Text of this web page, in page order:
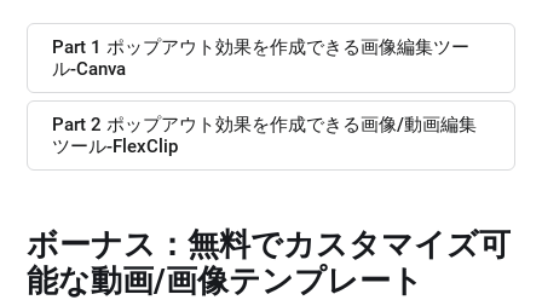
Part 1 ポップアウト効果を作成できる画像編集ツー
ル‐Canva
Part 2 ポップアウト効果を作成できる画像/動画編集
ツール‐FlexClip
ボーナス：無料でカスタマイズ可
能な動画/画像テンプレート